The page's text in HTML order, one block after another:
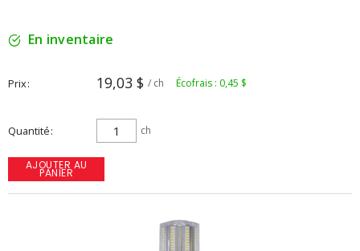
En inventaire
Prix 19,03 $ / ch Écofrais : 0,45 $
Quantité ch
AJOUTER AU
PANIER